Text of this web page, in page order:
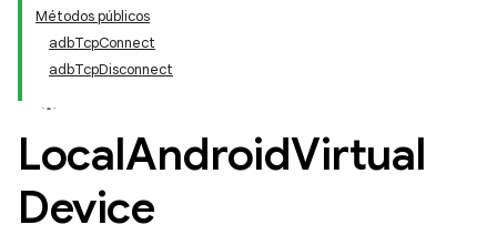
Métodos públicos
adbTcpConnect
adbTcpDisconnect
LocalAndroidVirtual
Device